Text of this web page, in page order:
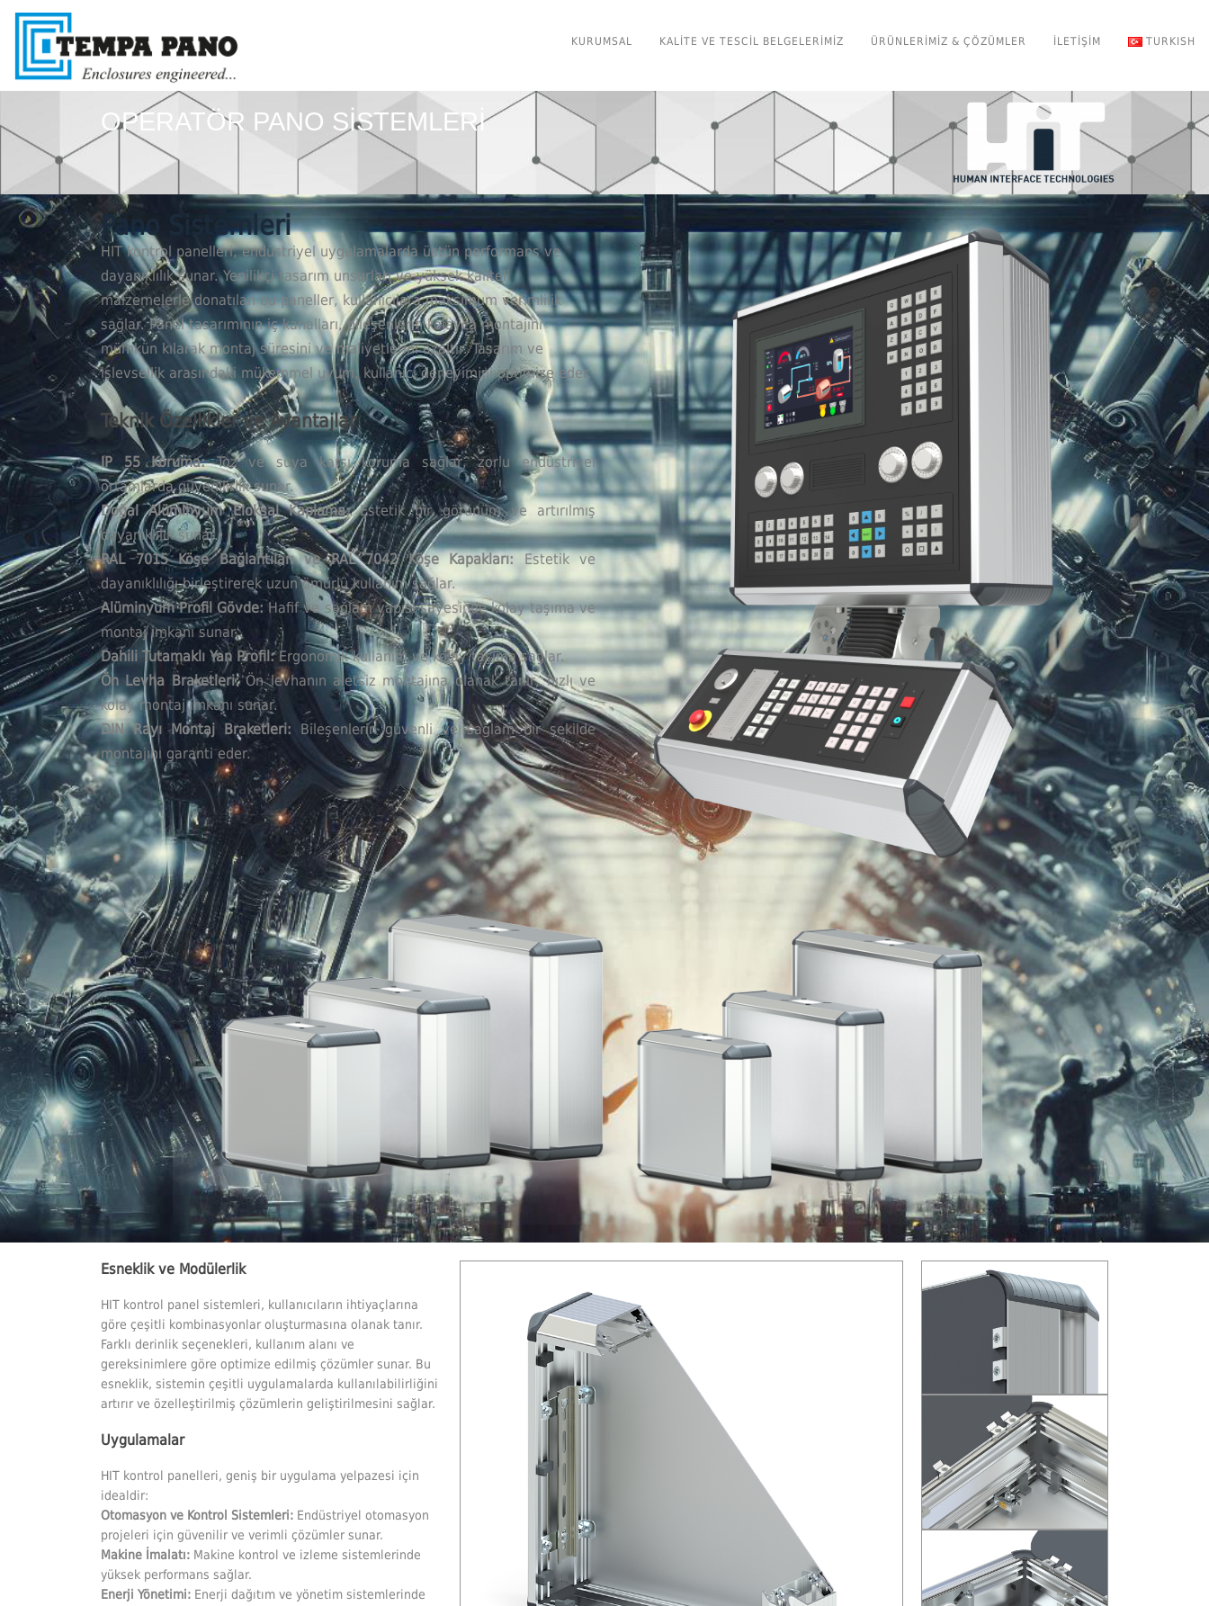
KURUMSAL KALITE VE TESCIL BELGELERIMIZ ÜRÜNLERIMIZ & ÇÖZÜMLER İLETIŞIM TURKISH
OPERATÖR PANO SİSTEMLERİ
Pano Sistemleri
HIT kontrol panelleri, endüstriyel uygulamalarda üstün performans ve
dayanıklılık sunar. Yenilikçi tasarım unsurları ve yüksek kaliteli
malzemelerle donatılan bu paneller, kullanıcılara maksimum verimlilik
sağlar. Panel tasarımının iç kanalları, bileşenlerin kolayca montajını
mümkün kılarak montaj süresini ve maliyetlerini azaltır. Tasarım ve
işlevsellik arasındaki mükemmel uyum, kullanıcı deneyimini optimize eder.
Teknik Özellikler ve Avantajlar
IP 55 Koruma:Toz ve suya karşı koruma sağlar, zorlu endüstriyel
ortamlarda güvenilirlik sunar.
Doğal Alüminyum Eloksal Kaplama:Estetik bir görünüm ve artırılmış
dayanıklılık sunar.
RAL 7015 Köşe Bağlantıları ve RAL 7042 Köşe Kapakları: Estetik ve
dayanıklılığı birleştirerek uzun ömürlü kullanım sağlar.
Alüminyum Profil Gövde: Hafif ve sağlam yapısı sayesinde kolay taşıma ve
montaj imkanı sunar.
Dahili Tutamaklı Yan Profil:Ergonomik kullanım ve kolay taşıma sağlar.
Ön Levha Braketleri:Ön levhanın aletsiz montajına olanak tanır, hızlı ve
kolay montaj imkanı sunar.
DIN Rayı Montaj Braketleri: Bileşenlerin güvenli ve sağlam bir şekilde
montajını garanti eder.
Esneklik ve Modülerlik
HIT kontrol panel sistemleri, kullanıcıların ihtiyaçlarına
göre çeşitli kombinasyonlar oluşturmasına olanak tanır.
Farklı derinlik seçenekleri, kullanım alanı ve
gereksinimlere göre optimize edilmiş çözümler sunar. Bu
esneklik, sistemin çeşitli uygulamalarda kullanılabilirliğini
artırır ve özelleştirilmiş çözümlerin geliştirilmesini sağlar.
Uygulamalar
HIT kontrol panelleri, geniş bir uygulama yelpazesi için
idealdir:
Otomasyon ve Kontrol Sistemleri: Endüstriyel otomasyon
projeleri için güvenilir ve verimli çözümler sunar.
Makine İmalatı: Makine kontrol ve izleme sistemlerinde
yüksek performans sağlar.
Enerji Yönetimi: Enerji dağıtım ve yönetim sistemlerinde